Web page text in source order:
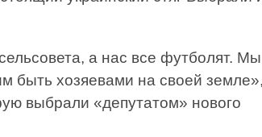
а нас все футболят. Мы
быть хозяевами на своей
выбрали «депутатом» нового